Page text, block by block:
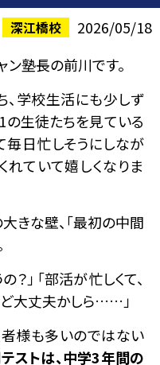
深江橋校
2026/05/18
ン塾長の前川です。
学校生活にも少しず
の生徒たちを見ている
毎日忙しそうにしなが
れていて嬉しくなりま
きな壁、「最初の中間
」 「部活が忙しくて、
大丈夫かしら……」
様も多いのではない
ストは、中学3年間の